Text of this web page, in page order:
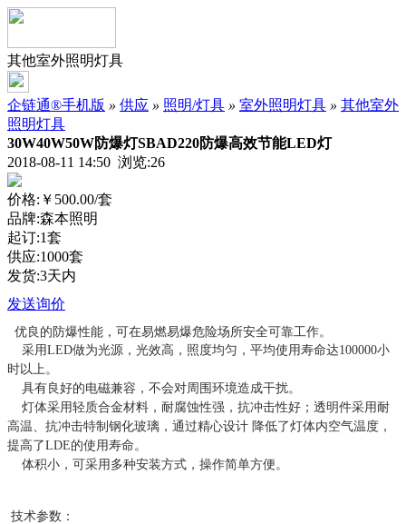
其他室外照明灯具
企链通®手机版 » 供应 » 照明/灯具 » 室外照明灯具 » 其他室外
照明灯具
30W40W50W防爆灯SBAD220防爆高效节能LED灯
2018-08-11 14:50 浏览:26
价格: ￥500.00/套
品牌:森本照明
起订:1套
供应:1000套
发货:3天内
发送询价
优良的防爆性能，可在易燃易爆危险场所安全可靠工作。
采用LED做为光源，光效高，照度均匀，平均使用寿命达100000小
时以上。
具有良好的电磁兼容，不会对周围环境造成干扰。
灯体采用轻质合金材料，耐腐蚀性强，抗冲击性好；透明件采用耐
高温、抗冲击特制钢化玻璃，通过精心设计 降低了灯体内空气温度，
提高了LDE的使用寿命。
体积小，可采用多种安装方式，操作简单方便。
技术参数：